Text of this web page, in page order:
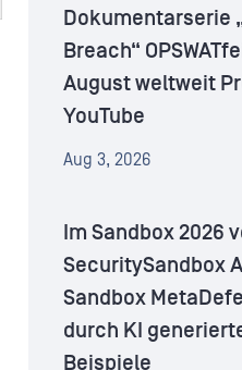
Dokumentarserie
Breach“
August weltweit
YouTube
Aug 3, 2026
Im Sandbox 2026
SecuritySandbox
Sandbox
durch KI
Beispiele